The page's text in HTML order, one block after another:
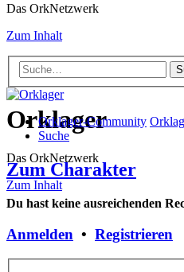
Das OrkNetzwerk
Zum Inhalt
Orklager
Das OrkNetzwerk
Zum Inhalt
Orklager-Community
Suche
Zum Charakter
Du hast keine ausreichenden
Anmelden • Registrieren